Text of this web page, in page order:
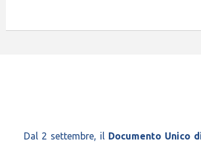
Dal 2 settembre, il Documento Unico